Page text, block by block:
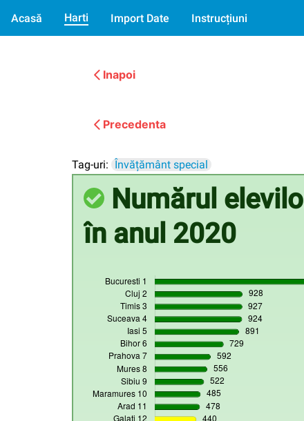
Acasă Harti Import Date Instrucțiuni
Inapoi
Precedenta
Tag-uri: Învățământ special
Numărul
în anul 2020